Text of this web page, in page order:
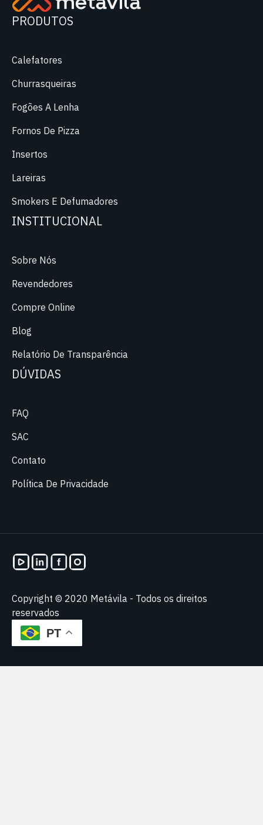
PRODUTOS
Calefatores
Churrasqueiras
Fogões A Lenha
Fornos De Pizza
Insertos
Lareiras
Smokers E Defumadores
INSTITUCIONAL
Sobre Nós
Revendedores
Compre Online
Blog
Relatório De Transparência
DÚVIDAS
FAQ
SAC
Contato
Política De Privacidade
Copyright © 2020 Metávila - Todos os direitos
reservados
PT